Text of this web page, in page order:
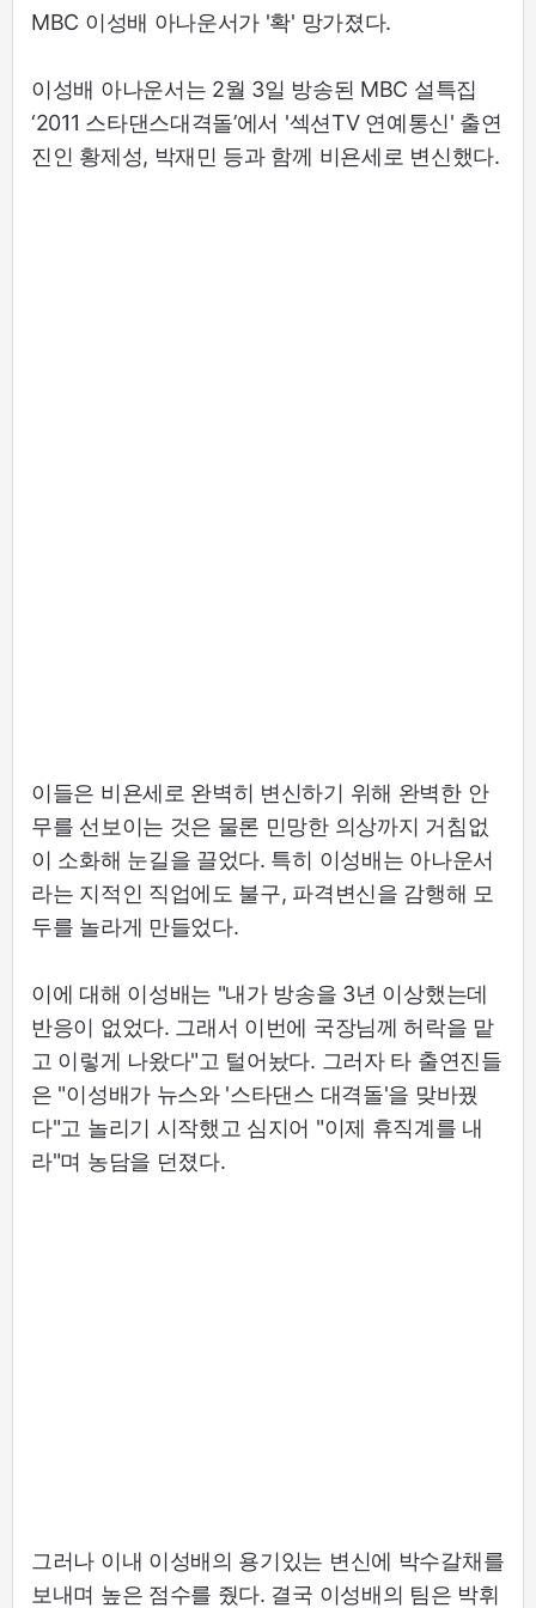
MBC 이성배 아나운서가 '확' 망가졌다.
이성배 아나운서는 2월 3일 방송된 MBC 설특집
‘2011 스타댄스대격돌’에서 '섹션TV 연예통신' 출연
진인 황제성, 박재민 등과 함께 비욘세로 변신했다.
이들은 비욘세로 완벽히 변신하기 위해 완벽한 안
무를 선보이는 것은 물론 민망한 의상까지 거침없
이 소화해 눈길을 끌었다. 특히 이성배는 아나운서
라는 지적인 직업에도 불구, 파격변신을 감행해 모
두를 놀라게 만들었다.
이에 대해 이성배는 "내가 방송을 3년 이상했는데
반응이 없었다. 그래서 이번에 국장님께 허락을 맡
고 이렇게 나왔다"고 털어놨다. 그러자 타 출연진들
은 "이성배가 뉴스와 '스타댄스 대격돌'을 맞바꿨
다"고 놀리기 시작했고 심지어 "이제 휴직계를 내
라"며 농담을 던졌다.
그러나 이내 이성배의 용기있는 변신에 박수갈채를
보내며 높은 점수를 줬다. 결국 이성배의 팀은 박휘